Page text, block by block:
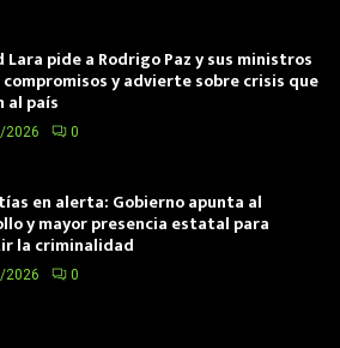
Lara pide a Rodrigo Paz y sus ministros
y advierte sobre crisis que
al país
2026 0
en alerta: Gobierno apunta al
y mayor presencia estatal para
la criminalidad
2026 0